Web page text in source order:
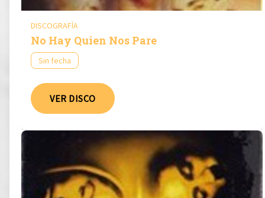
DISCOGRAFÍA
No Hay Quien Nos Pare
Sin fecha
VER DISCO